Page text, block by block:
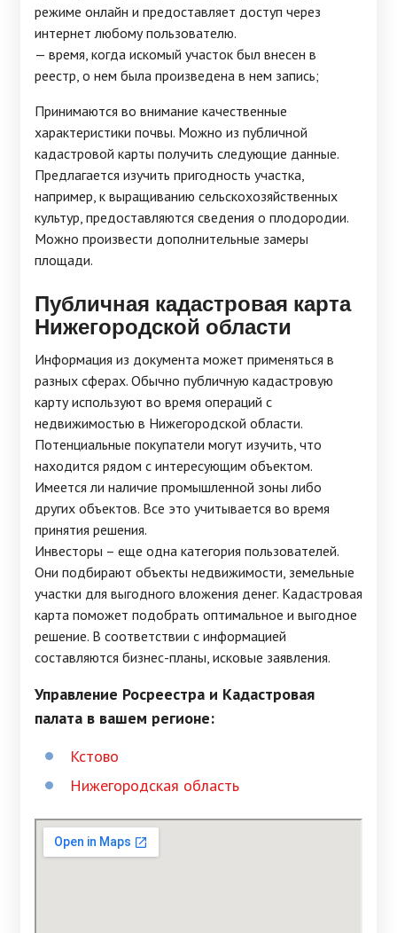
режиме онлайн и предоставляет доступ через
интернет любому пользователю.
— время, когда искомый участок был внесен в
реестр, о нем была произведена в нем запись;
Принимаются во внимание качественные
характеристики почвы. Можно из публичной
кадастровой карты получить следующие данные.
Предлагается изучить пригодность участка,
например, к выращиванию сельскохозяйственных
культур, предоставляются сведения о плодородии.
Можно произвести дополнительные замеры
площади.
Публичная кадастровая карта
Нижегородской области
Информация из документа может применяться в
разных сферах. Обычно публичную кадастровую
карту используют во время операций с
недвижимостью в Нижегородской области.
Потенциальные покупатели могут изучить, что
находится рядом с интересующим объектом.
Имеется ли наличие промышленной зоны либо
других объектов. Все это учитывается во время
принятия решения.
Инвесторы – еще одна категория пользователей.
Они подбирают объекты недвижимости, земельные
участки для выгодного вложения денег. Кадастровая
карта поможет подобрать оптимальное и выгодное
решение. В соответствии с информацией
составляются бизнес-планы, исковые заявления.
Управление Росреестра и Кадастровая
палата в вашем регионе:
Кстово
Нижегородская область